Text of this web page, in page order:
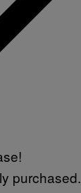
purchased.